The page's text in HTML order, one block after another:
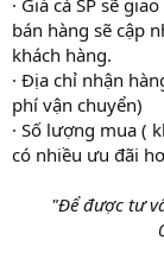
bán hàng sẽ cập
khách hàng.
· Địa chỉ nhận
phí vận chuyển)
· Số lượng mua (
có nhiều ưu đãi
"Để được tư